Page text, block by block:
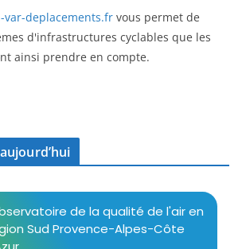
var-deplacements.fr vous permet de
d'infrastructures cyclables que les
ainsi prendre en compte.